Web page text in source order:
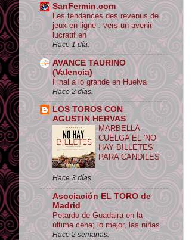
SanFermin.com
Les tendances des revenus de
jeux en ligne : vers un avenir
lucratif en
Hace 1 día.
AVANCE TAURINO
(Valencia)
Final a lo grande en Huelva
Hace 2 días.
LOS TOROS CON
AGUSTIN HERVAS
MARBELLA
CUELGA EL 'NO
HAY BILLETES'
PARA CANDILES
Hace 3 días.
Asociación EL TORO de
Madrid
Petardo de Guadaira en la
última cena; lo mejor, las niñas
Hace 2 semanas.